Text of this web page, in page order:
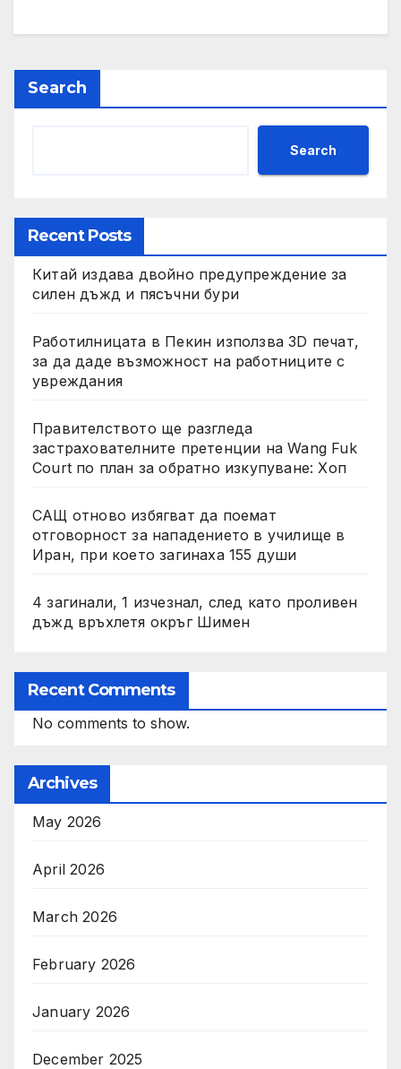
Search
Search
Recent Posts
Китай издава двойно предупреждение за
силен дъжд и пясъчни бури
Работилницата в Пекин използва 3D печат,
за да даде възможност на работниците с
увреждания
Правителството ще разгледа
застрахователните претенции на Wang Fuk
Court по план за обратно изкупуване: Хоп
САЩ отново избягват да поемат
отговорност за нападението в училище в
Иран, при което загинаха 155 души
4 загинали, 1 изчезнал, след като проливен
дъжд връхлетя окръг Шимен
Recent Comments
No comments to show.
Archives
May 2026
April 2026
March 2026
February 2026
January 2026
December 2025